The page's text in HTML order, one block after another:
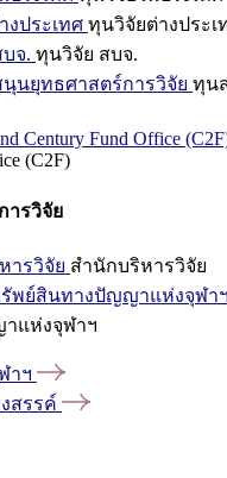
งประเทศ ทุนวิจัยต่างประเ
จ. ทุนวิจัย สบจ.
นยุทธศาสตร์การวิจัย ทุน
Century Fund Office
(C2F)
ารวิจัย
ารวิจัย สำนักบริหารวิจัย
พย์สินทางปัญญาแห่งจุฬาฯ
แห่งจุฬาฯ
าฯ
สรรค์